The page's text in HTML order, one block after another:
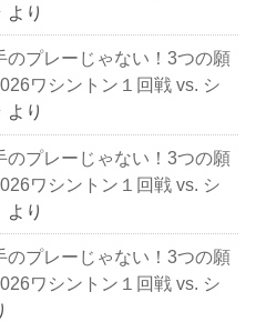
より
のプレーじゃない！3つの願
ワシントン１回戦 vs. シ
より
のプレーじゃない！3つの願
ワシントン１回戦 vs. シ
より
のプレーじゃない！3つの願
ワシントン１回戦 vs. シ